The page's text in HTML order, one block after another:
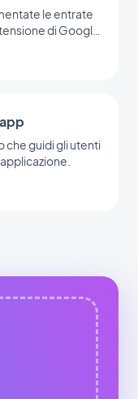
le entrate
di Google
che guidi gli utenti